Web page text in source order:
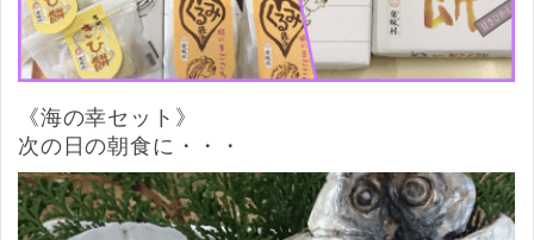
《海の幸セット》
次の日の朝食に・・・